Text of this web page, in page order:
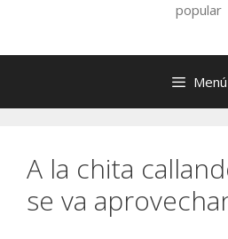
popular
Menú
A la chita
se va